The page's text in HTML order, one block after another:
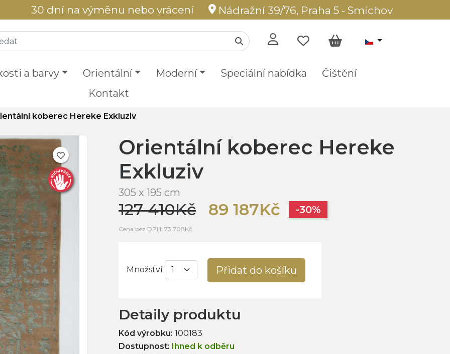
30 dní na výměnu nebo vrácení Nádražní 39/76, Praha 5 - Smíchov
a barvy Orientální Moderní Speciální nabídka
Čištění
Kontakt
koberec Hereke Exkluziv
Orientální koberec Hereke
Exkluziv
305 x 195 cm
127 410Kč 89 187Kč -30%
Cena bez DPH: 73 708Kč
Množství Přidat do košíku
Detaily produktu
Kód výrobku: 100183
Dostupnost:
Ihned k odběru